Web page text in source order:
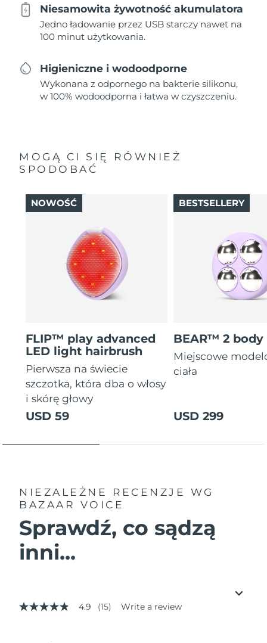
Niesamowita żywotność akumulatora
Jedno ładowanie przez USB starczy nawet na
100 minut użytkowania.
Higieniczne i wodoodporne
Wykonana z odpornego na bakterie silikonu,
w 100% wodoodporna i łatwa w czyszczeniu.
MOGĄ CI SIĘ RÓWNIEŻ
SPODOBAĆ
FLIP™ play advanced
LED light hairbrush
Pierwsza na świecie
szczotka, która dba o włosy
i skórę głowy
USD 59
NOWOŚĆ
BEAR™ 2 body
Miejscowe
ciała
USD 299
BESTSELLERY
NIEZALEŻNE RECENZJE
WG
BAZAAR VOICE
Sprawdź, co sądzą
inni...
4.9
4.9 (15) Write a review